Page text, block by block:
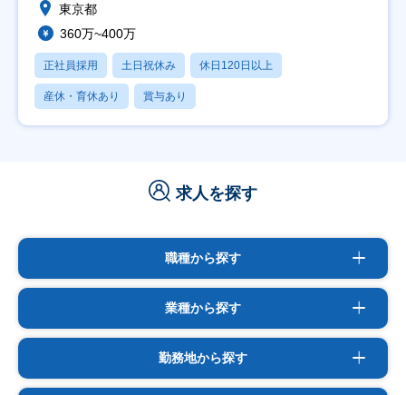
東京都
360万~400万
正社員採用 土日祝休み 休日120日以上
産休・育休あり 賞与あり
求人を探す
職種から探す
業種から探す
勤務地から探す